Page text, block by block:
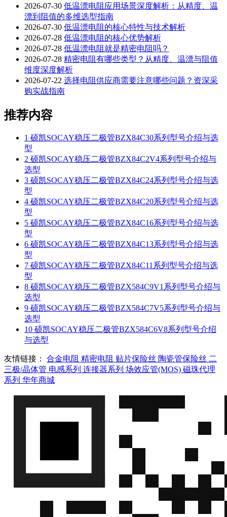
2026-07-30 低温漂电阻应用场景深度解析：从精度、温
漂到阻值的多维选型指南
2026-07-30 低温漂电阻的核心特性与技术解析
2026-07-28 低温漂电阻的核心优势解析
2026-07-28 低温漂电阻就是精密电阻吗？
2026-07-28 精密电阻有哪些类型？从精度、温漂与阻值
维度深度解析
2026-07-22 选择电阻供应商需要注意哪些问题？资深采
购实战指南
推荐内容
1 硕凯SOCAY稳压二极管BZX84C30系列型号介绍与选
型
2 硕凯SOCAY稳压二极管BZX84C2V4系列型号介绍与
选型
3 硕凯SOCAY稳压二极管BZX84C24系列型号介绍与选
型
4 硕凯SOCAY稳压二极管BZX84C20系列型号介绍与选
型
5 硕凯SOCAY稳压二极管BZX84C16系列型号介绍与选
型
6 硕凯SOCAY稳压二极管BZX84C13系列型号介绍与选
型
7 硕凯SOCAY稳压二极管BZX84C11系列型号介绍与选
型
8 硕凯SOCAY稳压二极管BZX584C9V1系列型号介绍与
选型
9 硕凯SOCAY稳压二极管BZX584C7V5系列型号介绍与
选型
10 硕凯SOCAY稳压二极管BZX584C6V8系列型号介绍
与选型
友情链接： 合金电阻 精密电阻 贴片保险丝 陶瓷管保险丝 二
三极/晶体管 电感系列 连接器系列 场效应管(MOS) 磁珠代理
系列 华年商城